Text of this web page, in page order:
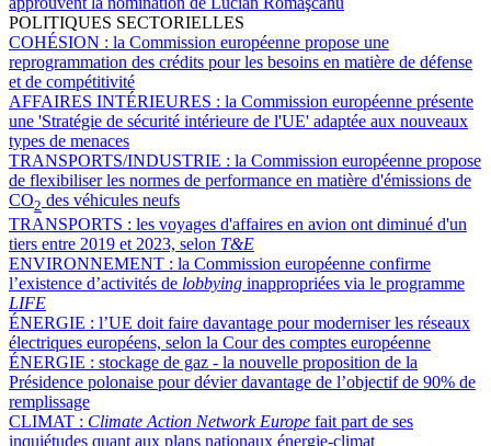
POLITIQUES SECTORIELLES
COHÉSION : la Commission européenne propose une
reprogrammation des crédits pour les besoins en matière de défense
et de compétitivité
AFFAIRES INTÉRIEURES : la Commission européenne présente
une 'Stratégie de sécurité intérieure de l'UE' adaptée aux nouveaux
types de menaces
TRANSPORTS/INDUSTRIE : la Commission européenne propose
de flexibiliser les normes de performance en matière d'émissions de
CO2 des véhicules neufs
TRANSPORTS : les voyages d'affaires en avion ont diminué d'un
tiers entre 2019 et 2023, selon T&E
ENVIRONNEMENT : la Commission européenne confirme
l’existence d’activités de lobbying inappropriées via le programme
LIFE
ÉNERGIE : l’UE doit faire davantage pour moderniser les réseaux
électriques européens, selon la Cour des comptes européenne
ÉNERGIE : stockage de gaz - la nouvelle proposition de la
Présidence polonaise pour dévier davantage de l’objectif de 90% de
remplissage
CLIMAT : Climate Action Network Europe fait part de ses
inquiétudes quant aux plans nationaux énergie-climat